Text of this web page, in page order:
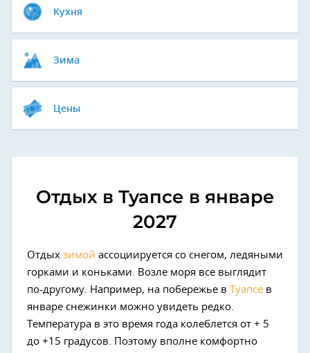
Кухня
Зима
Цены
Отдых в Туапсе в январе
2027
Отдых зимой ассоциируется со снегом, ледяными
горками и коньками. Возле моря все выглядит
по-другому. Например, на побережье в
Туапсе в
январе снежинки можно увидеть редко.
Температура в это время года колеблется от + 5
до +15 градусов. Поэтому вполне комфортно